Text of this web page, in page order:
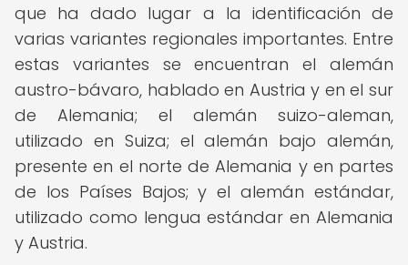
que ha dado lugar a la identificación de
varias variantes regionales importantes. Entre
estas variantes se encuentran el alemán
austro-bávaro, hablado en Austria y en el sur
de Alemania; el alemán suizo-aleman,
utilizado en Suiza; el alemán bajo alemán,
presente en el norte de Alemania y en partes
de los Países Bajos; y el alemán estándar,
utilizado como lengua estándar en Alemania
y Austria.